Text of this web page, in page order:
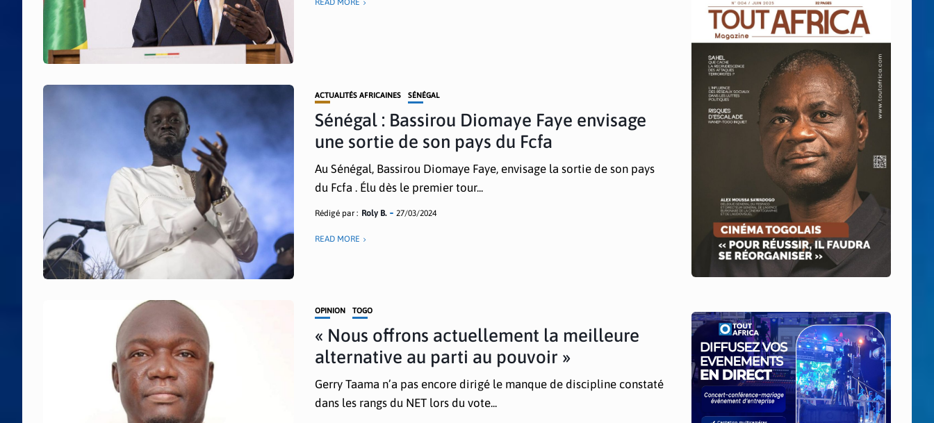
READ MORE
ACTUALITÉS AFRICAINES SÉNÉGAL
Sénégal : Bassirou Diomaye Faye envisage
une sortie de son pays du Fcfa
Au Sénégal, Bassirou Diomaye Faye, envisage la sortie de son pays
du Fcfa . Élu dès le premier tour...
Rédigé par : Roly B. 27/03/2024
READ MORE
OPINION TOGO
« Nous offrons actuellement la meilleure
alternative au parti au pouvoir »
Gerry Taama n’a pas encore dirigé le manque de discipline constaté
dans les rangs du NET lors du vote...